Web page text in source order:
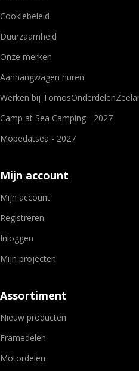
Cookiebeleid
Duurzaamheid
Onze merken
Aanhangwagen huren
Werken bij
Camp at Sea Camping - 2027
Mopedatsea - 2027
Mijn account
Mijn account
Registreren
Inloggen
Mijn projecten
Assortiment
Nieuw producten
Framedelen
Motordelen